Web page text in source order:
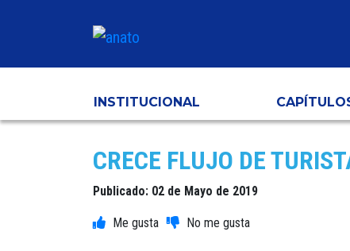
INSTITUCIONAL
CRECE FLUJO DE
Publicado: 02 de Mayo de 2019